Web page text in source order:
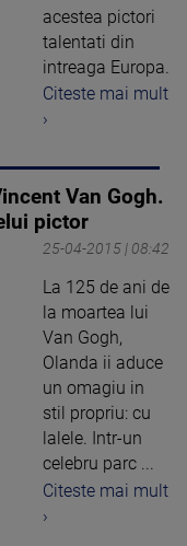
acestea pictori
talentati din
intreaga Europa.
Citeste mai mult
›
Van Gogh.
pictor
25-04-2015 | 08:42
La 125 de ani de
la moartea lui
Van Gogh,
Olanda ii aduce
un omagiu in
stil propriu: cu
lalele. Intr-un
celebru parc ...
Citeste mai mult
›